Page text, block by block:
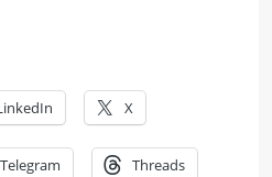
X
Telegram Threads